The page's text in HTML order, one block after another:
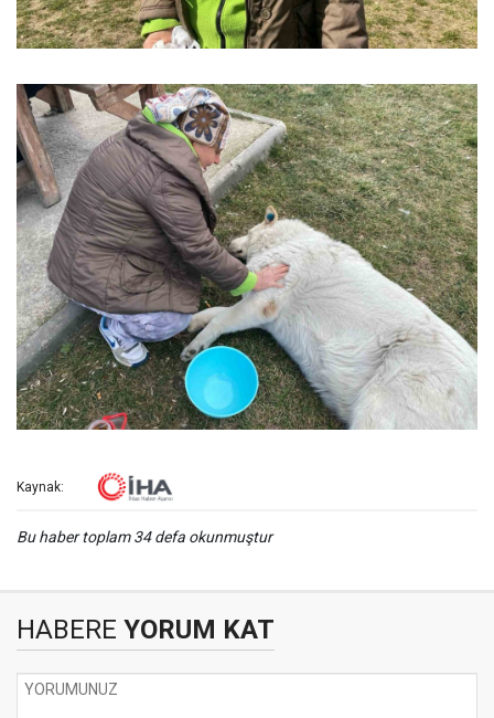
Kaynak:
Bu haber toplam 34 defa okunmuştur
HABERE YORUM KAT